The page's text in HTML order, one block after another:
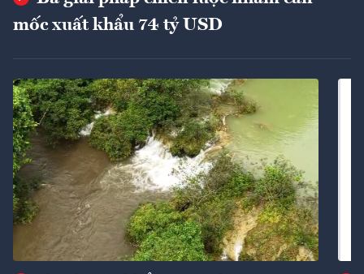
mốc xuất khẩu 74 tỷ USD